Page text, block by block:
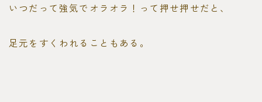
いつだって強気でオラオラ！って押せ押せだと、
足元をすくわれることもある。